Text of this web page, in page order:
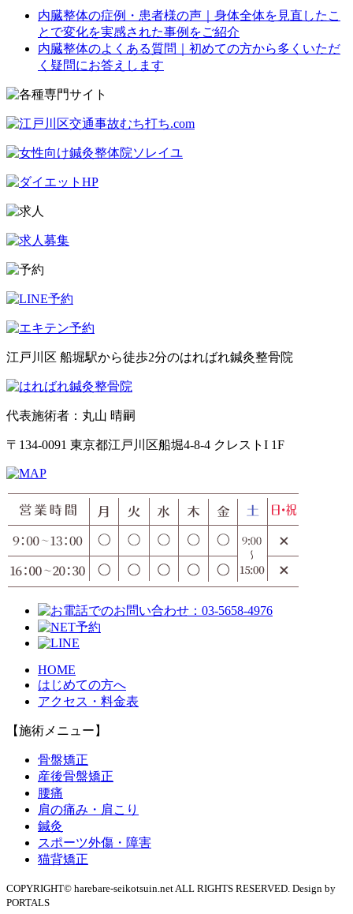
内臓整体の症例・患者様の声｜身体全体を見直したこ
とで変化を実感された事例をご紹介
内臓整体のよくある質問｜初めての方から多くいただ
く疑問にお答えします
江戸川区 船堀駅から徒歩2分のはればれ鍼灸整骨院
代表施術者：丸山 晴嗣
〒134-0091 東京都江戸川区船堀4-8-4 クレストI 1F
HOME
はじめての方へ
アクセス・料金表
【施術メニュー】
骨盤矯正
産後骨盤矯正
腰痛
肩の痛み・肩こり
鍼灸
スポーツ外傷・障害
猫背矯正
COPYRIGHT© harebare-seikotsuin.net ALL RIGHTS RESERVED. Design by
PORTALS